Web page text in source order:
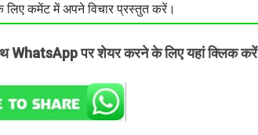
कमेंट में अपने विचार प्रस्तुत करें।
WhatsApp पर शेयर करने के लिए यहां क्लिक करें